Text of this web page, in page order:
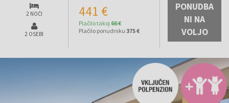
2 NOČI
2 OSEBI
441 €
Plačilo takoj 66 €
Plačilo ponudniku 375 €
PONUDBA
NI NA
VOLJO